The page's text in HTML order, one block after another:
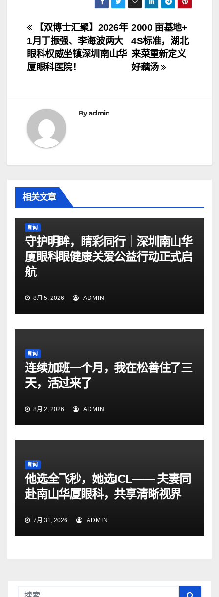
文
章
导
2000 亩基地+
4S标准，湖北
来菜重新定义
好藕汤
【双博士汇聚】2026年
1月丁振强、李海波两大
眼科权威坐镇深圳南山华
厦眼科医院！
Byadmin
相关文章
新闻
守护明眸，睛彩同行｜深圳南山华
厦眼科眼健康关爱公益行动正式启
航
8月 5, 2026 ADMIN
新闻
连续加班一个月，我在松善住了三
天，活过来了
8月 2, 2026 ADMIN
新闻
他选全飞秒，她选ICL—— 夫妻同
赴南山华厦眼科，共享清晰视界
7月 31, 2026 ADMIN